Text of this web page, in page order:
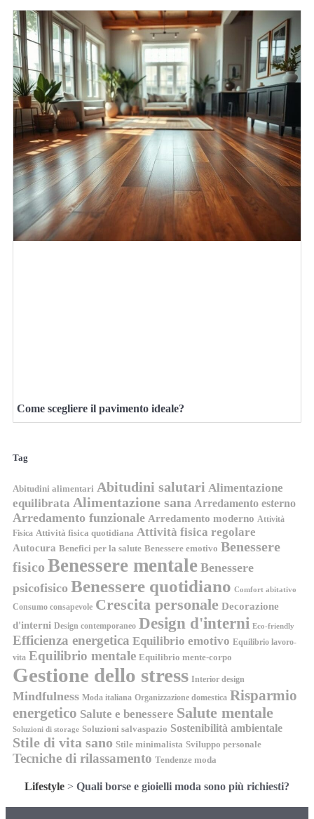
Come scegliere il pavimento ideale?
Tag
Abitudini alimentari Abitudini salutari Alimentazione
equilibrata Alimentazione sana Arredamento esterno
Arredamento funzionale Arredamento moderno Attività
Fisica Attività fisica quotidiana Attività fisica regolare
Autocura Benefici per la salute Benessere emotivo Benessere
fisico Benessere mentale Benessere
psicofisico Benessere quotidiano Comfort abitativo
Consumo consapevole Crescita personale Decorazione
d'interni Design contemporaneo Design d'interni Eco-friendly
Efficienza energetica Equilibrio emotivo Equilibrio lavoro-
vita Equilibrio mentale Equilibrio mente-corpo
Gestione dello stress Interior design
Mindfulness Moda italiana Organizzazione domestica Risparmio
energetico Salute e benessere Salute mentale
Soluzioni di storage Soluzioni salvaspazio Sostenibilità ambientale
Stile di vita sano Stile minimalista Sviluppo personale
Tecniche di rilassamento Tendenze moda
Lifestyle > Quali borse e gioielli moda sono più richiesti?